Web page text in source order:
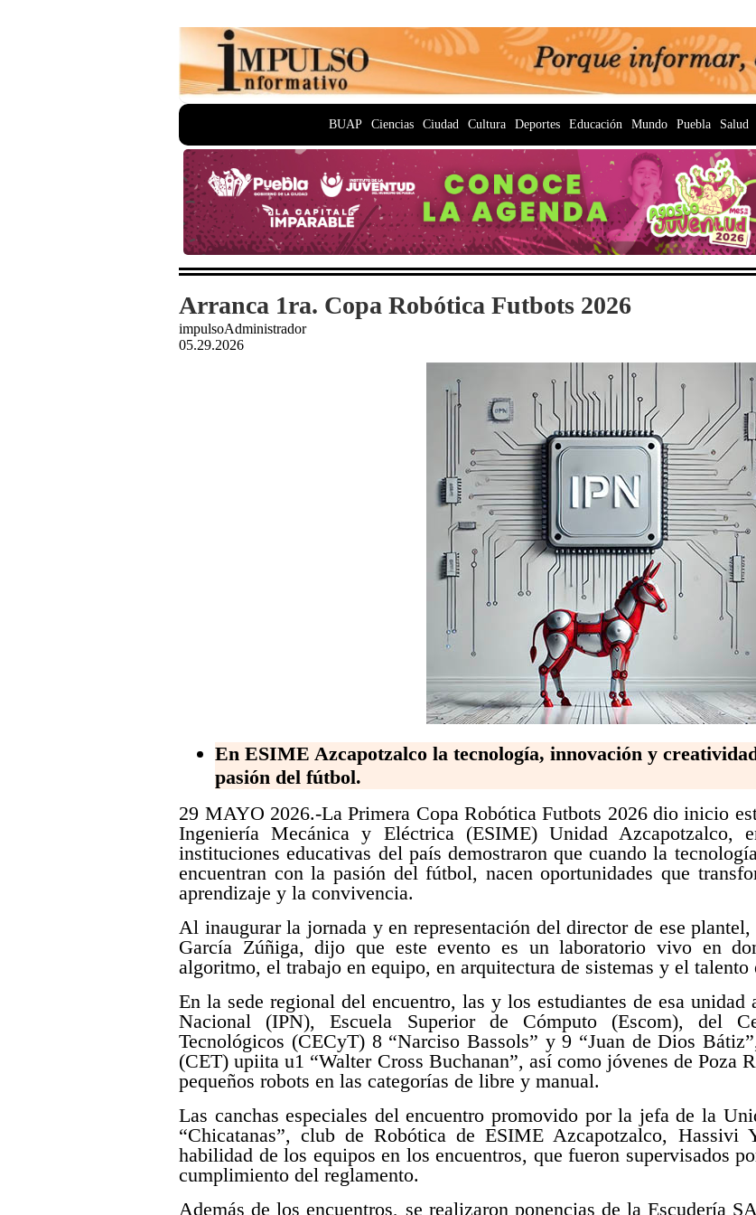
BUAP Ciencias Ciudad Cultura Deportes Educación Mundo Puebla Salud
Arranca 1ra. Copa Robótica Futbots 2026
impulsoAdministrador
05.29.2026
En ESIME Azcapotzalco la tecnología, innovación y
pasión del fútbol.
29 MAYO 2026.-La Primera Copa Robótica Futbots 2026 dio inicio
Ingeniería Mecánica y Eléctrica (ESIME) Unidad Azcapotzalco,
instituciones educativas del país demostraron que cuando la
encuentran con la pasión del fútbol, nacen oportunidades que
aprendizaje y la convivencia.
Al inaugurar la jornada y en representación del director de ese
García Zúñiga, dijo que este evento es un laboratorio vivo en
algoritmo, el trabajo en equipo, en arquitectura de sistemas y el talento
En la sede regional del encuentro, las y los estudiantes de esa
Nacional (IPN), Escuela Superior de Cómputo (Escom), del
Tecnológicos (CECyT) 8 “Narciso Bassols” y 9 “Juan de Dios
(CET) upiita u1 “Walter Cross Buchanan”, así como jóvenes de Poza
pequeños robots en las categorías de libre y manual.
Las canchas especiales del encuentro promovido por la jefa de la
“Chicatanas”, club de Robótica de ESIME Azcapotzalco, Hassivi
habilidad de los equipos en los encuentros, que fueron supervisados
cumplimiento del reglamento.
Además de los encuentros, se realizaron ponencias de la Escudería